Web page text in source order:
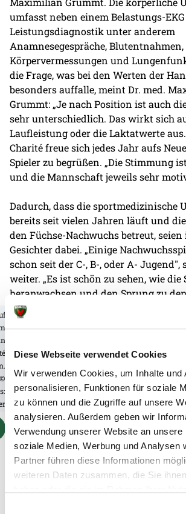
Diese Webseite verwendet Cookies
Wir verwenden Cookies, um Inhalte und
personalisieren, Funktionen für soziale
zu können und die Zugriffe auf unsere
analysieren. Außerdem geben wir
Verwendung unserer Website an unsere
soziale Medien, Werbung und Analysen
Partner führen diese Informationen
weiteren Daten zusammen, die Sie
umfasst neben einem Belastungs-
Leistungsdiagnostik unter anderem
Anamnesegespräche, Blutentnahmen,
Körpervermessungen und
die Frage, was bei den Werten der
besonders auffalle, meint Dr. med.
Grummt: „Je nach Position ist auch
sehr unterschiedlich. Das wirkt sich
Laufleistung oder die Laktatwerte
Charité freue sich jedes Jahr aufs
Spieler zu begrüßen. „Die Stimmung
und die Mannschaft jeweils sehr
Dadurch, dass die sportmedizinische
bereits seit vielen Jahren läuft und
den Füchse-Nachwuchs betreut,
Gesichter dabei. „Einige
schon seit der C-, B-, oder A- Jugend",
weiter. „Es ist schön zu sehen, wie die
heranwachsen und den Sprung zu
schaffen".
Olympiastützpunkt Berlin (OSP)
Weitere News